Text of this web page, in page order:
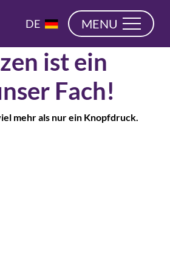
DE
NL
MENU
ist ein
Fach!
mehr als nur ein Knopfdruck.